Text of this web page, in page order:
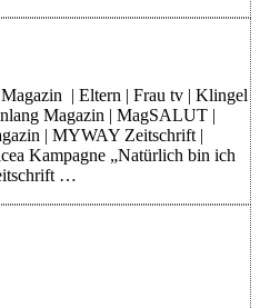
| Eltern | Frau tv | Klingel
Magazin | MagSALUT |
| MYWAY Zeitschrift |
Kampagne „Natürlich bin ich
…